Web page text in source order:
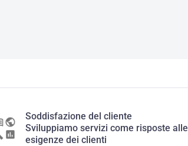
Soddisfazione del cliente
Sviluppiamo servizi come risposte alle
esigenze dei clienti